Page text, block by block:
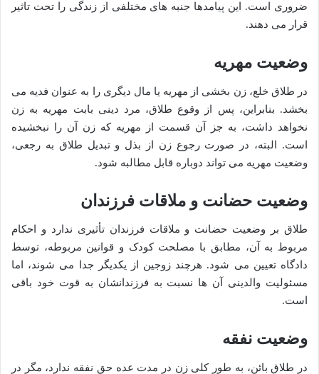
ضروری است. این پیامدها جنبه های مختلفی از زندگی را تحت تاثیر
قرار می دهند.
وضعیت مهریه
در طلاق خلع، زن بخشی از مهریه یا مال دیگری را به عنوان فدیه می
بخشد. بنابراین، پس از وقوع طلاق، مرد دینی بابت مهریه به زن
نخواهد داشت، به جز آن قسمت از مهریه که زن آن را نبخشیده
است. البته، در صورت رجوع زن از بذل و تبدیل طلاق به رجعی،
وضعیت مهریه می تواند دوباره قابل مطالبه شود.
وضعیت حضانت و ملاقات فرزندان
طلاق بر وضعیت حضانت و ملاقات فرزندان تأثیری ندارد و احکام
مربوط به آن، مطابق با مصلحت کودک و قوانین مربوطه، توسط
دادگاه تعیین می شود. هرچند زوجین از یکدیگر جدا می شوند، اما
مسئولیت والدینی آن ها نسبت به فرزندانشان به قوت خود باقی
است.
وضعیت نفقه
در طلاق بائن، به طور کلی زن در مدت عده حق نفقه ندارد، مگر در